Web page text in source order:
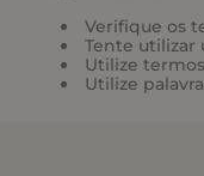
Verifique os
Tente utilizar
Utilize
Utilize